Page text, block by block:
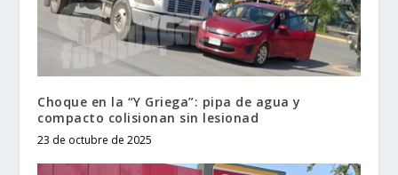
Choque en la “Y Griega”: pipa de agua y
compacto colisionan sin lesionad
23 de octubre de 2025